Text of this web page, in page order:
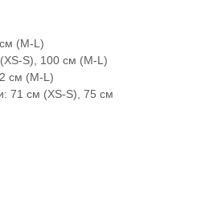
(M-L)
S), 100 см (M-L)
см (M-L)
71 см (XS-S), 75 см